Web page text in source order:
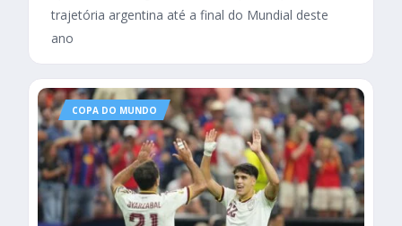
trajetória argentina até a final do Mundial deste
ano
COPA DO MUNDO